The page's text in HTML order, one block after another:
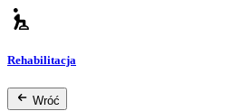
Rehabilitacja
Wróć